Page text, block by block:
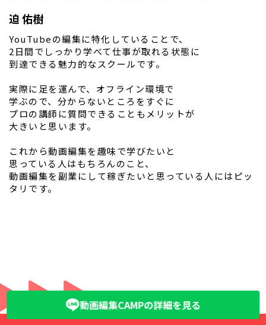
動画編集CAMPの詳細を見る
迫 佑樹
YouTubeの編集に特化していることで、
2日間でしっかり学べて仕事が取れる状態に
到達できる魅力的なスクールです。
実際に足を運んで、オフライン環境で
学ぶので、分からないところをすぐに
プロの講師に質問できることもメリットが
大きいと思います。
これから動画編集を趣味で学びたいと
思っている人はもちろんのこと、
動画編集を副業にして稼ぎたいと思っている人にはピッ
タリです。